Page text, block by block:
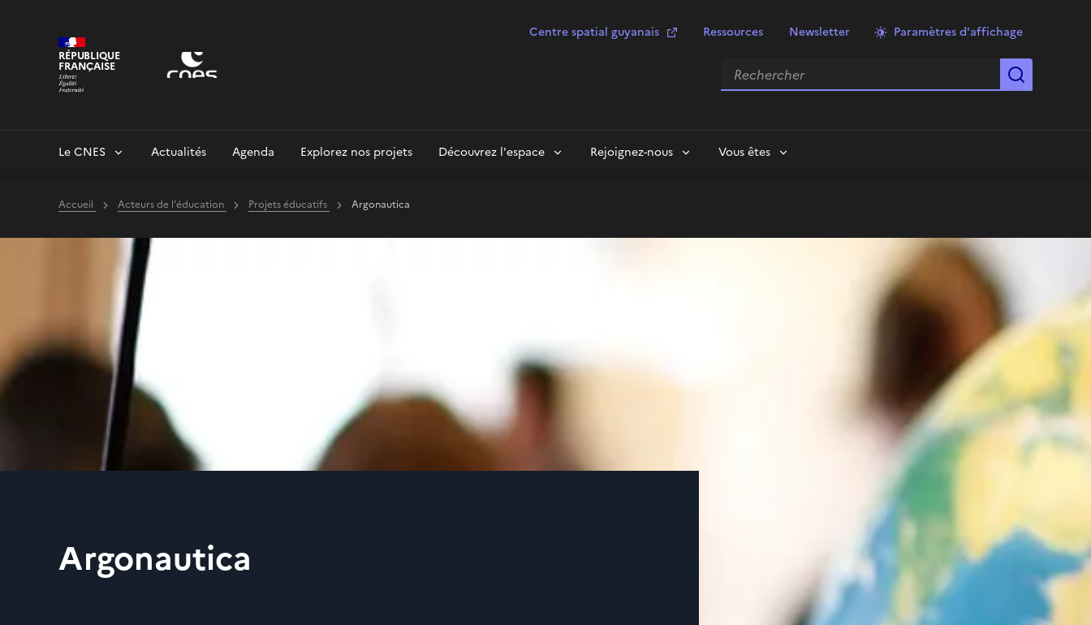
RÉPUBLIQUE
FRANÇAISE
Centre spatial guyanais Ressources Newsletter Paramètres d'affichage
Rechercher
Le CNES Actualités Agenda Explorez nos projets Découvrez l'espace Rejoignez-nous Vous êtes
Accueil Acteurs de l'éducation Projets éducatifs Argonautica
© CNES/CHETRIT Jacob, 2012
Argonautica